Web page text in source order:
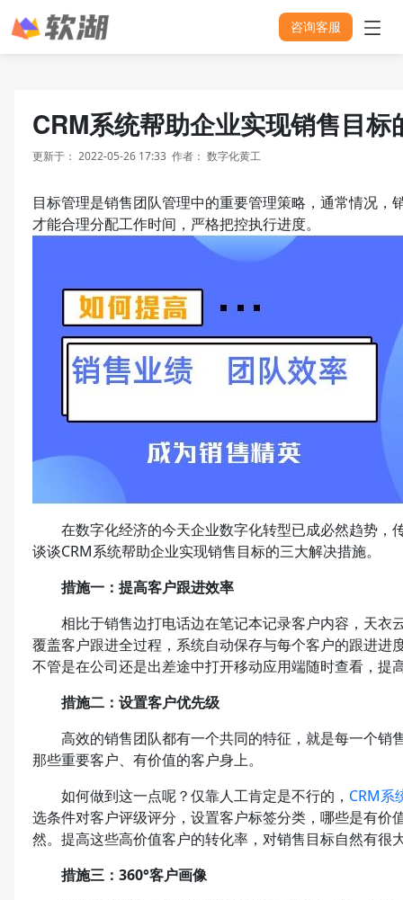
咨询客服
CRM系统帮助企业实现销售目标
更新于： 2022-05-26 17:33 作者： 数字化黄工
目标管理是销售团队管理中的重要管理策略，通常情况，
才能合理分配工作时间，严格把控执行进度。
在数字化经济的今天企业数字化转型已成必然趋势，
谈谈CRM系统帮助企业实现销售目标的三大解决措施。
措施一：提高客户跟进效率
相比于销售边打电话边在笔记本记录客户内容，天衣
覆盖客户跟进全过程，系统自动保存与每个客户的跟进进
不管是在公司还是出差途中打开移动应用端随时查看，提
措施二：设置客户优先级
高效的销售团队都有一个共同的特征，就是每一个销
那些重要客户、有价值的客户身上。
如何做到这一点呢？仅靠人工肯定是不行的， CRM系
选条件对客户评级评分，设置客户标签分类，哪些是有价
然。提高这些高价值客户的转化率，对销售目标自然有很
措施三：360°客户画像